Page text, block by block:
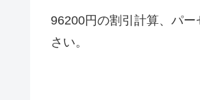
96200円の割引計算、パ
さい。